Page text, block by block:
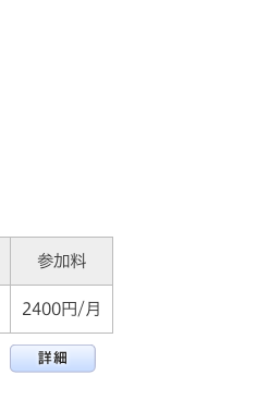
参加料
2400円/月